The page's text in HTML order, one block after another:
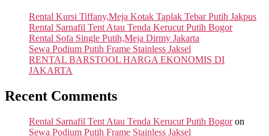
Rental Kursi Tiffany,Meja Kotak Taplak Tebar Putih Jakpus
Rental Sarnafil Tent Atau Tenda Kerucut Putih Bogor
Rental Sofa Single Putih,Meja Dirmy Jakarta
Sewa Podium Putih Frame Stainless Jaksel
RENTAL BARSTOOL HARGA EKONOMIS DI
JAKARTA
Recent Comments
Rental Sarnafil Tent Atau Tenda Kerucut Putih Bogoron
Sewa Podium Putih Frame Stainless Jaksel